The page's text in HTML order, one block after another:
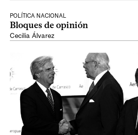
POLÍTICA NACIONAL
Bloques de opinión
Cecilia Álvarez